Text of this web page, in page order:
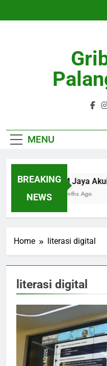
MENU
BREAKING
NEWS
PAM Jaya
4 Months Ago
Home literasi digital
literasi digital